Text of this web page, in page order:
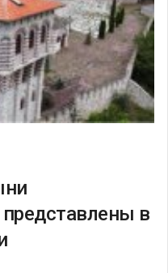
представлены в